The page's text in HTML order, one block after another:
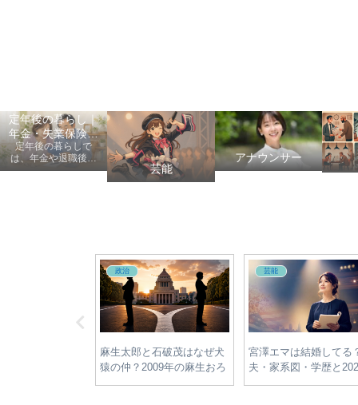
定年後の暮らし｜
年金・失業保険・
健康保険の手続き
定年後の暮らしで
は、年金や退職後の
手続き、健康保険、
芸能
アナウンサー
自転車
【2026年最新】自転車違反
一覧｜青切符・反則金制度
と安全指導の全知識
自転車
自転車利用者必見！青
制度と違反行為の罰金
【2024年版】